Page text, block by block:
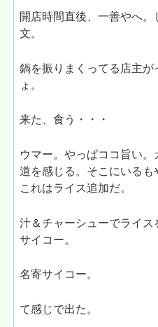
開店時間直後、一善やへ
文。
鍋を振りまくってる店主
ょ。
来た、食う・・・
ウマー。やっぱココ旨い
道を感じる。そこにいるも
これはライス追加だ。
汁＆チャーシューでライス
サイコー。
名寄サイコー。
て感じで出た。